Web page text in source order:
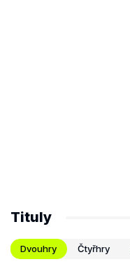
Tituly
Dvouhry Čtyřhry